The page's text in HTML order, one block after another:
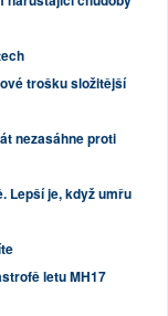
trošku složitější
nezasáhne proti
Lepší je, když umřu
letu MH17